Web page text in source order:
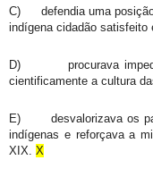
C)
defendia uma
indígena cidadão satisfeito
D)
procurava
cientificamente a cultura
E)
desvalorizava os
indígenas e reforçava a
XIX. X